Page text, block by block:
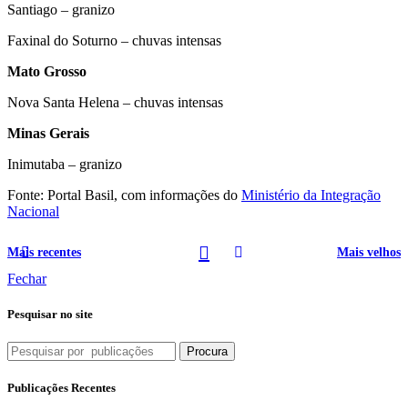
Santiago – granizo
Faxinal do Soturno – chuvas intensas
Mato Grosso
Nova Santa Helena – chuvas intensas
Minas Gerais
Inimutaba – granizo
Fonte: Portal Basil, com informações do Ministério da Integração
Nacional
Mais recentes Mais velhos
Fechar
Pesquisar no site
Procura
Publicações Recentes